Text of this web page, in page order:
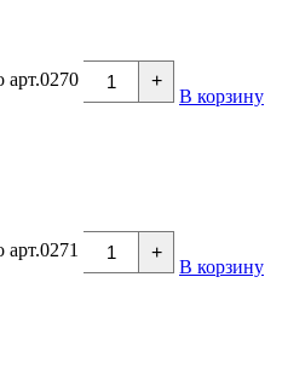
арт.0270 +
В корзину
арт.0271 +
В корзину